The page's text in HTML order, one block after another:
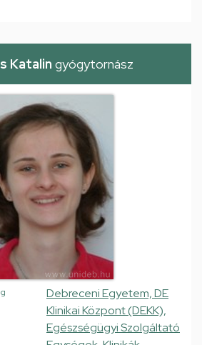
Katalin gyógytornász
Debreceni Egyetem, DE
Klinikai Központ (DEKK),
Egészségügyi Szolgáltató